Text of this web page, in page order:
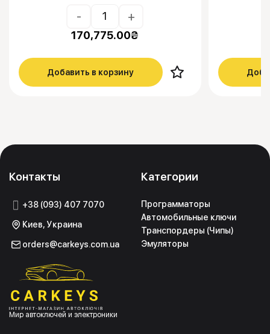
- +
170,775.00₴
Добавить в корзину
Контакты
+38 (093) 407 7070
Киев, Украина
orders@carkeys.com.ua
Мир автоключей и электроники
Категории
Программаторы
Автомобильные ключи
Транспордеры (Чипы)
Эмуляторы